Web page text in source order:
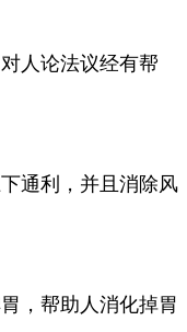
人论法议经有帮
通利，并且消除风
，帮助人消化掉胃